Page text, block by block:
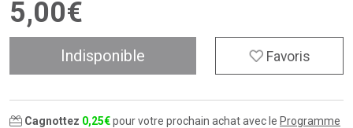
5,00€
Indisponible Favoris
Cagnottez 0,25€pour votre prochain achat avec le Programme